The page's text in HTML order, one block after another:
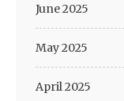
June 2025
May 2025
April 2025